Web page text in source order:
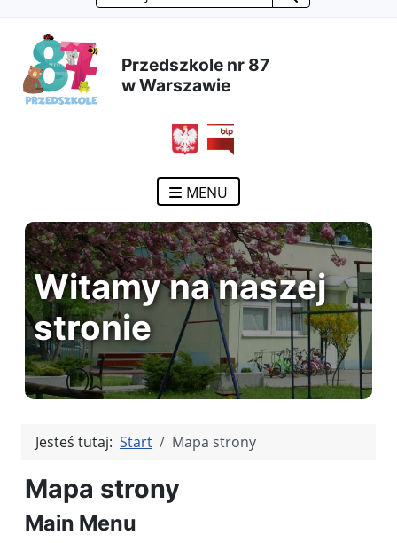
treści
głównej
menu
nawigacyjnego
wyszukiwarki
mapy
strony
Przedszkole nr 87
w Warszawie
MENU
Witamy na naszej
stronie
Jesteś tutaj: Start Mapa strony
Mapa strony
Main Menu